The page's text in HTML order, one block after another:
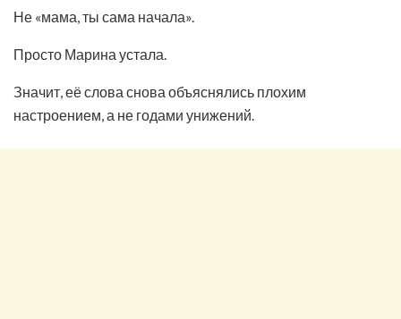
Не «мама, ты сама начала».
Просто Марина устала.
Значит, её слова снова объяснялись плохим
настроением, а не годами унижений.